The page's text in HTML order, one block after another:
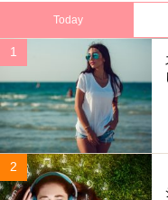
Today